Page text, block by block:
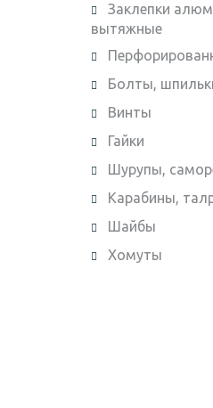
Заклепки
вытяжные
Болты,
Винты
Гайки
Шурупы,
Карабины,
Шайбы
Хомуты